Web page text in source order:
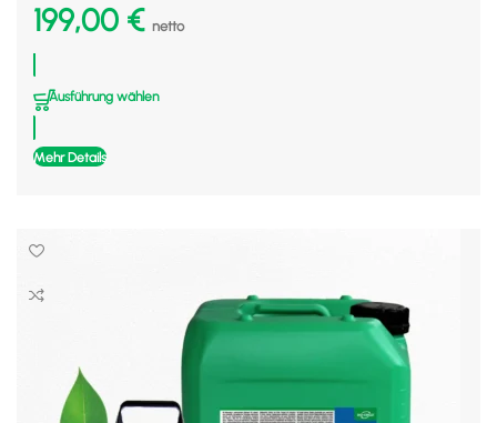
199,00 € netto
Ausführung wählen
Mehr Details